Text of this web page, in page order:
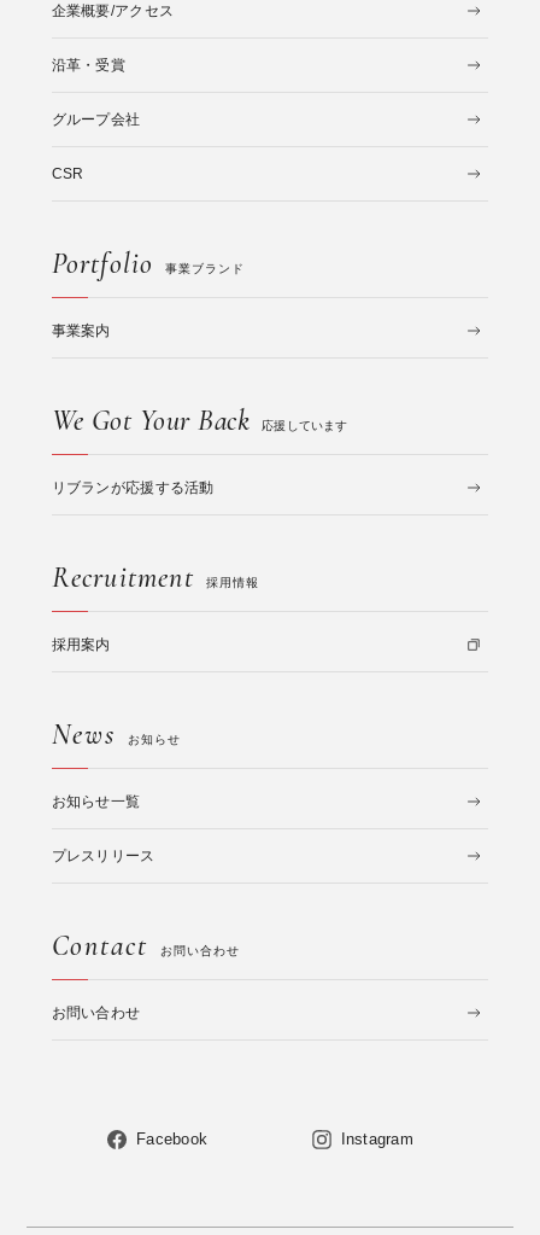
企業概要/アクセス
沿革・受賞
グループ会社
CSR
Portfolio 事業ブランド
事業案内
We Got Your Back 応援しています
リブランが応援する活動
Recruitment 採用情報
採用案内
News お知らせ
お知らせ一覧
プレスリリース
Contact お問い合わせ
お問い合わせ
Facebook Instagram